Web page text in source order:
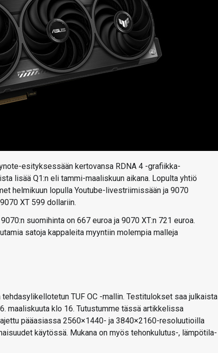
esityksessään kertovansa RDNA 4 -grafiikka-
lisää Q1:n eli tammi-maaliskuun aikana. Lopulta yhtiö
helmikuun lopulla Youtube-livestriimissään ja 9070
XT 599 dollariin.
suomihinta on 667 euroa ja 9070 XT:n 721 euroa.
satoja kappaleita myyntiin molempia malleja
TUF OC -mallin. Testitulokset saa julkaista
maaliskuuta klo 16. Tutustumme tässä artikkelissa
pääasiassa 2560×1440- ja 3840×2160-resoluutioilla
käytössä. Mukana on myös tehonkulutus-, lämpötila-